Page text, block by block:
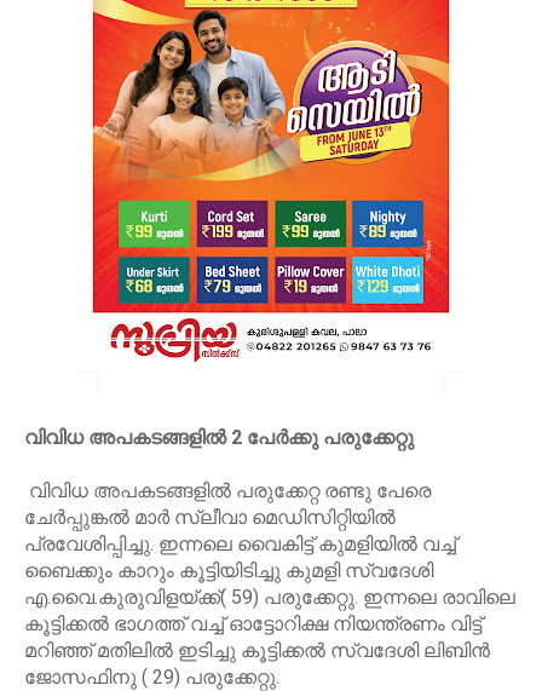
വിവിധ അപകടങ്ങളിൽ 2 പേർക്കു പരുക്കേറ്റു
വിവിധ അപകടങ്ങളിൽ പരുക്കേറ്റ രണ്ടു പേരെ
ചേർപ്പുങ്കൽ മാർ സ്ലീവാ മെഡിസിറ്റിയിൽ
പ്രവേശിപ്പിച്ചു. ഇന്നലെ വൈകിട്ട് കുമളിയിൽ വച്ച്
ബൈക്കും കാറും കൂട്ടിയിടിച്ചു കുമളി സ്വദേശി
എ.വൈ.കുരുവിളയ്ക്ക്( 59) പരുക്കേറ്റു. ഇന്നലെ രാവിലെ
കൂട്ടിക്കൽ ഭാ​ഗത്ത് വച്ച് ഓട്ടോറിക്ഷ നിയന്ത്രണം വിട്ട്
മറിഞ്ഞ് മതിലിൽ ഇടിച്ചു കൂട്ടിക്കൽ സ്വദേശി ലിബിൻ
ജോസഫിനു ( 29) പരുക്കേറ്റു.